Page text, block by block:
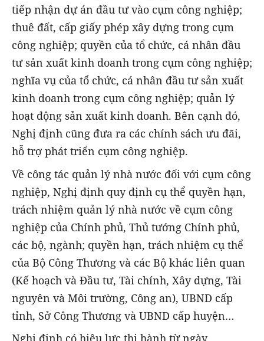
tiếp nhận dự án đầu tư vào cụm công nghiệp;
thuê đất, cấp giấy phép xây dựng trong cụm
công nghiệp; quyền của tổ chức, cá nhân đầu
tư sản xuất kinh doanh trong cụm công nghiệp;
nghĩa vụ của tổ chức, cá nhân đầu tư sản xuất
kinh doanh trong cụm công nghiệp; quản lý
hoạt động sản xuất kinh doanh. Bên cạnh đó,
Nghị định cũng đưa ra các chính sách ưu đãi,
hỗ trợ phát triển cụm công nghiệp.
Về công tác quản lý nhà nước đối với cụm công
nghiệp, Nghị định quy định cụ thể quyền hạn,
trách nhiệm quản lý nhà nước về cụm công
nghiệp của Chính phủ, Thủ tướng Chính phủ,
các bộ, ngành; quyền hạn, trách nhiệm cụ thể
của Bộ Công Thương và các Bộ khác liên quan
(Kế hoạch và Đầu tư, Tài chính, Xây dựng, Tài
nguyên và Môi trường, Công an), UBND cấp
tỉnh, Sở Công Thương và UBND cấp huyện…
Nghị định có hiệu lực thi hành từ ngày